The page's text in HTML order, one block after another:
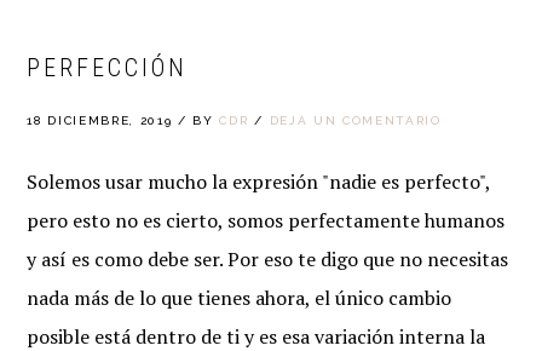
PERFECCIÓN
18 DICIEMBRE, 2019 / BYCDR / DEJA UN COMENTARIO
Solemos usar mucho la expresión "nadie es perfecto",
pero esto no es cierto, somos perfectamente humanos
y así es como debe ser. Por eso te digo que no necesitas
nada más de lo que tienes ahora, el único cambio
posible está dentro de ti y es esa variación interna la